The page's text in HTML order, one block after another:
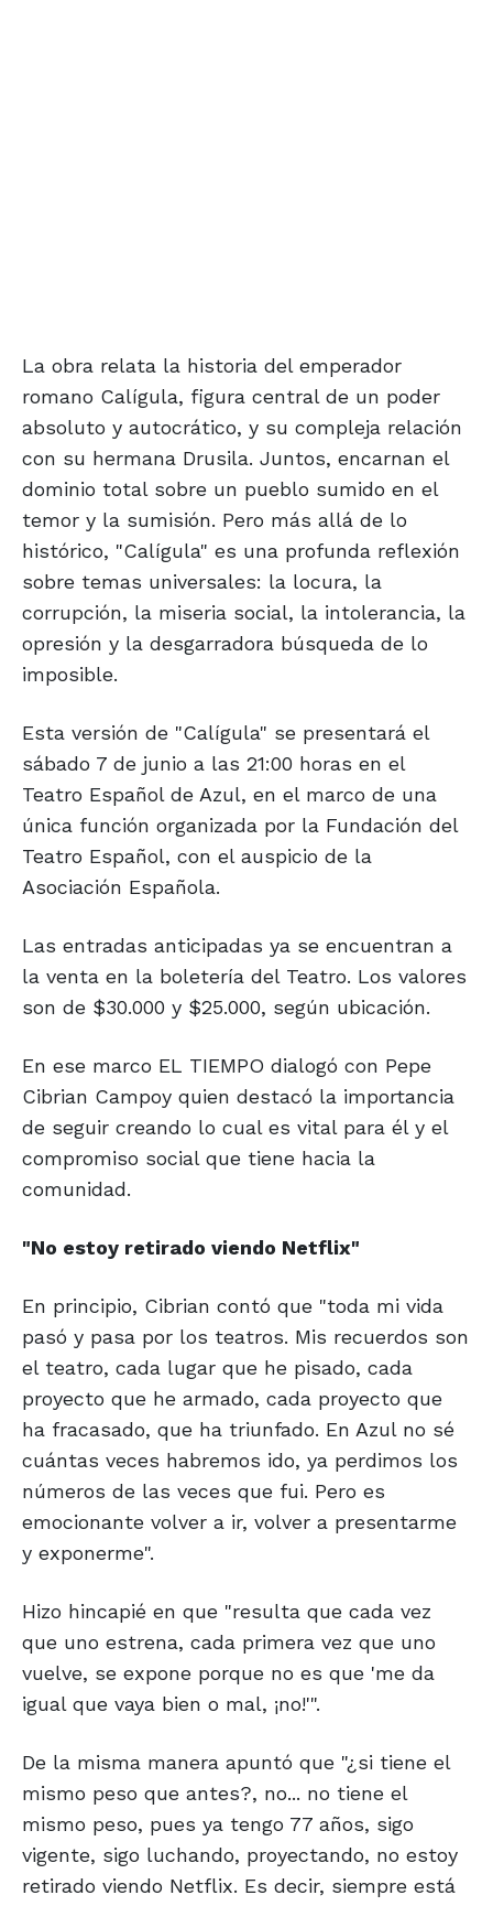
La obra relata la historia del emperador
romano Calígula, figura central de un poder
absoluto y autocrático, y su compleja relación
con su hermana Drusila. Juntos, encarnan el
dominio total sobre un pueblo sumido en el
temor y la sumisión. Pero más allá de lo
histórico, "Calígula" es una profunda reflexión
sobre temas universales: la locura, la
corrupción, la miseria social, la intolerancia, la
opresión y la desgarradora búsqueda de lo
imposible.
Esta versión de "Calígula" se presentará el
sábado 7 de junio a las 21:00 horas en el
Teatro Español de Azul, en el marco de una
única función organizada por la Fundación del
Teatro Español, con el auspicio de la
Asociación Española.
Las entradas anticipadas ya se encuentran a
la venta en la boletería del Teatro. Los valores
son de $30.000 y $25.000, según ubicación.
En ese marco EL TIEMPO dialogó con Pepe
Cibrian Campoy quien destacó la importancia
de seguir creando lo cual es vital para él y el
compromiso social que tiene hacia la
comunidad.
"No estoy retirado viendo Netflix"
En principio, Cibrian contó que "toda mi vida
pasó y pasa por los teatros. Mis recuerdos son
el teatro, cada lugar que he pisado, cada
proyecto que he armado, cada proyecto que
ha fracasado, que ha triunfado. En Azul no sé
cuántas veces habremos ido, ya perdimos los
números de las veces que fui. Pero es
emocionante volver a ir, volver a presentarme
y exponerme".
Hizo hincapié en que "resulta que cada vez
que uno estrena, cada primera vez que uno
vuelve, se expone porque no es que 'me da
igual que vaya bien o mal, ¡no!'".
De la misma manera apuntó que "¿si tiene el
mismo peso que antes?, no... no tiene el
mismo peso, pues ya tengo 77 años, sigo
vigente, sigo luchando, proyectando, no estoy
retirado viendo Netflix. Es decir, siempre está